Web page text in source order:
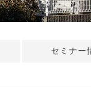
セミナー